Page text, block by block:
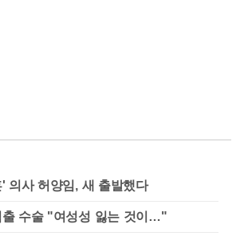
의사 허양임, 새 출발했다
출 수술 "여성성 잃는 것이…"